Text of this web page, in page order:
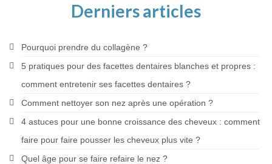
Derniers articles
Pourquoi prendre du collagène ?
5 pratiques pour des facettes dentaires blanches et propres :
comment entretenir ses facettes dentaires ?
Comment nettoyer son nez après une opération ?
4 astuces pour une bonne croissance des cheveux : comment
faire pour faire pousser les cheveux plus vite ?
Quel âge pour se faire refaire le nez ?